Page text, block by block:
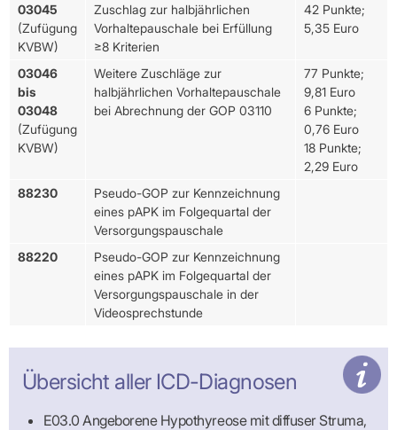
03045
(Zufügung
KVBW)
Zuschlag zur halbjährlichen
Vorhaltepauschale bei Erfüllung
≥8 Kriterien
42 Punkte;
5,35 Euro
03046
bis
03048
(Zufügung
KVBW)
Weitere Zuschläge zur
halbjährlichen Vorhaltepauschale
bei Abrechnung der GOP 03110
77 Punkte;
9,81 Euro
6 Punkte;
0,76 Euro
18 Punkte;
2,29 Euro
88230
Pseudo-GOP zur Kennzeichnung
eines pAPK im Folgequartal der
Versorgungspauschale
88220
Pseudo-GOP zur Kennzeichnung
eines pAPK im Folgequartal der
Versorgungspauschale in der
Videosprechstunde
Übersicht aller ICD-Diagnosen
E03.0 Angeborene Hypothyreose mit diffuser Struma,